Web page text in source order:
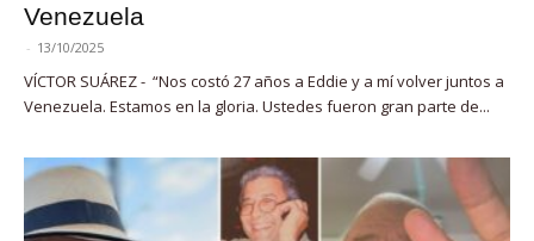
Venezuela
- 13/10/2025
VÍCTOR SUÁREZ - “Nos costó 27 años a Eddie y a mí volver juntos a
Venezuela. Estamos en la gloria. Ustedes fueron gran parte de...